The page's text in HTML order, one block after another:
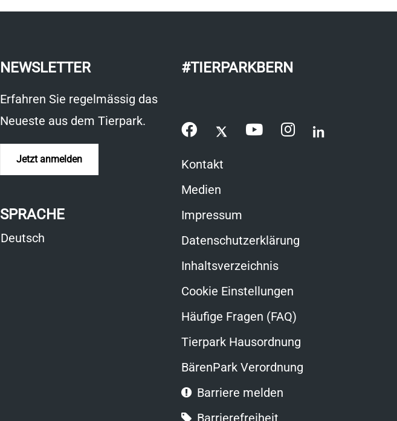
NEWSLETTER
Erfahren Sie regelmässig das
Neueste aus dem Tierpark.
Jetzt anmelden
SPRACHE
Deutsch
#TIERPARKBERN
Kontakt
Medien
Impressum
Datenschutzerklärung
Inhaltsverzeichnis
Cookie Einstellungen
Häufige Fragen (FAQ)
Tierpark Hausordnung
BärenPark Verordnung
Barriere melden